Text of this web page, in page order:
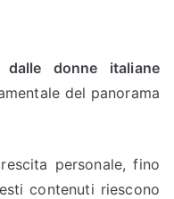
dalle donne italiane
del panorama
personale, fino
contenuti riescono